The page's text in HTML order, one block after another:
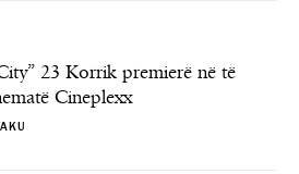
23 Korrik premierë në të
Cineplexx